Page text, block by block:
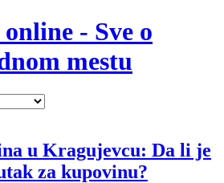
- Sve o
mestu
u Kragujevcu: Da li je
za kupovinu?